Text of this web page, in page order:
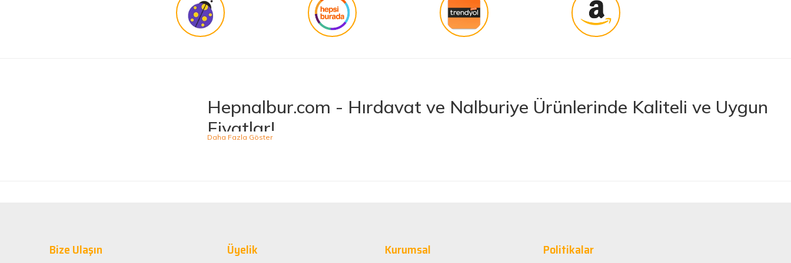
Hepnalbur.com - Hırdavat ve Nalburiye Ürünlerinde Kaliteli ve Uygun
Fiyatlar!
alışveriş deneyiminizi sorunsuz hale getirmek için çaba sarf ediyoruz. Ürün yelpazemizde bulunan tüm ürünler, güvenilir ve tanınmış markaların ürünleri olup uzun
ömürlü kullanım sağlayacak şekilde tasarlanmıştır. Böylece uzun vadeli kullanım ve yüksek performans elde edebilirsiniz.
Bize Ulaşın Üyelik Kurumsal Politikalar